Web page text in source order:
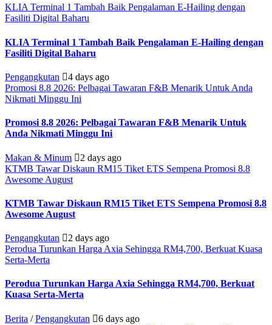
KLIA Terminal 1 Tambah Baik Pengalaman E-Hailing dengan
Fasiliti Digital Baharu
KLIA Terminal 1 Tambah Baik Pengalaman E-Hailing dengan
Fasiliti Digital Baharu
Pengangkutan
4 days ago
Promosi 8.8 2026: Pelbagai Tawaran F&B Menarik Untuk Anda
Nikmati Minggu Ini
Promosi 8.8 2026: Pelbagai Tawaran F&B Menarik Untuk
Anda Nikmati Minggu Ini
Makan & Minum
2 days ago
KTMB Tawar Diskaun RM15 Tiket ETS Sempena Promosi 8.8
Awesome August
KTMB Tawar Diskaun RM15 Tiket ETS Sempena Promosi 8.8
Awesome August
Pengangkutan
2 days ago
Perodua Turunkan Harga Axia Sehingga RM4,700, Berkuat Kuasa
Serta-Merta
Perodua Turunkan Harga Axia Sehingga RM4,700, Berkuat
Kuasa Serta-Merta
Berita /Pengangkutan
6 days ago